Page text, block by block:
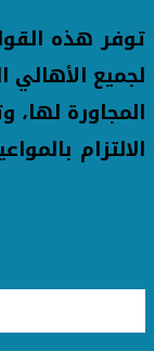
توفر هذه
لجميع
المجاورة لها،
الالتزام